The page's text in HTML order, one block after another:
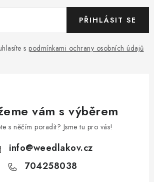
s podmínkami ochrany osobních údajů
PŘIHLÁSIT SE
vám s výběrem
s něčím poradit? Jsme tu pro vás!
info@weedlakov.cz
704258038